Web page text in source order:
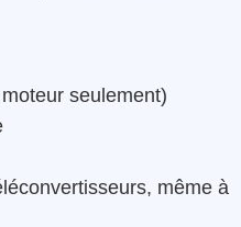
seulement)
même à